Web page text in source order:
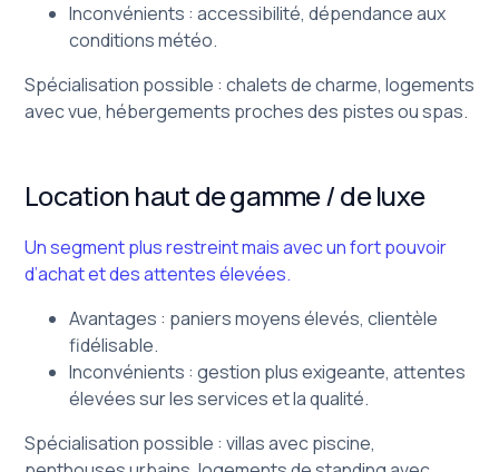
Inconvénients : accessibilité, dépendance aux
conditions météo.
Spécialisation possible : chalets de charme, logements
avec vue, hébergements proches des pistes ou spas.
Location haut de gamme / de luxe
Un segment plus restreint mais avec un fort pouvoir
d’achat et des attentes élevées.
Avantages : paniers moyens élevés, clientèle
fidélisable.
Inconvénients : gestion plus exigeante, attentes
élevées sur les services et la qualité.
Spécialisation possible : villas avec piscine,